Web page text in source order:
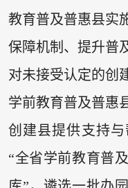
教育普及普惠县实
保障机制、提升普
对未接受认定的创
学前教育普及普惠
创建县提供支持
“全省学前教育普